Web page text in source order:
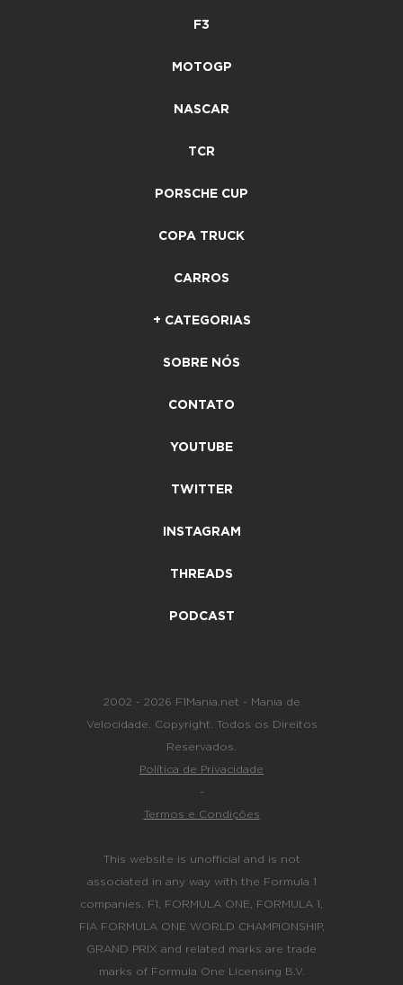
F3
MOTOGP
NASCAR
TCR
PORSCHE CUP
COPA TRUCK
CARROS
+ CATEGORIAS
SOBRE NÓS
CONTATO
YOUTUBE
TWITTER
INSTAGRAM
THREADS
PODCAST
2002 - 2026 F1Mania.net - Mania de
Velocidade. Copyright. Todos os Direitos
Reservados.
Política de Privacidade
-
Termos e Condições
This website is unofficial and is not
associated in any way with the Formula 1
companies. F1, FORMULA ONE, FORMULA 1,
FIA FORMULA ONE WORLD CHAMPIONSHIP,
GRAND PRIX and related marks are trade
marks of Formula One Licensing B.V.